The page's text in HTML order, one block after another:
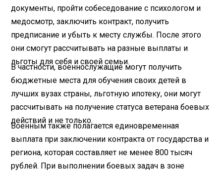
документы, пройти собеседование с психологом и
медосмотр, заключить контракт, получить
предписание и убыть к месту службы. После этого
они смогут рассчитывать на разные выплаты и
льготы для себя и своей семьи.
В частности, военнослужащие могут получить
бюджетные места для обучения своих детей в
лучших вузах страны, льготную ипотеку, они могут
рассчитывать на получение статуса ветерана боевых
действий и не только.
Военным также полагается единовременная
выплата при заключении контракта от государства и
региона, которая составляет не менее 800 тысяч
рублей. При выполнении боевых задач в зоне